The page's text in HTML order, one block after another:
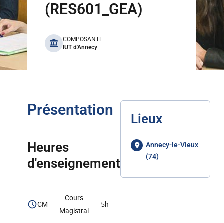
(RES601_GEA)
benefits
COMPOSANTE
IUT d'Annecy
Présentation
Heures
d'enseignement
CM
Cours
Magistral
5h
Lieux
Annecy-le-Vieux
(74)